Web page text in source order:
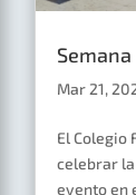
Mar 21,
El Colegio
celebrar la
evento en